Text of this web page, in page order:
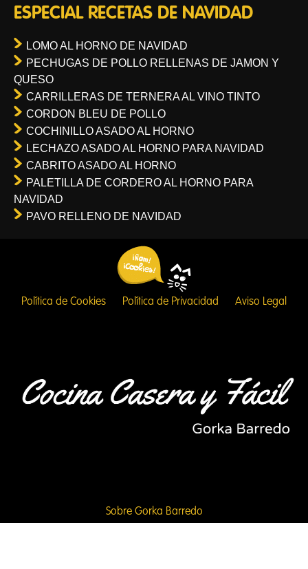
ESPECIAL RECETAS DE NAVIDAD
LOMO AL HORNO DE NAVIDAD
PECHUGAS DE POLLO RELLENAS DE JAMON Y
QUESO
CARRILLERAS DE TERNERA AL VINO TINTO
CORDON BLEU DE POLLO
COCHINILLO ASADO AL HORNO
LECHAZO ASADO AL HORNO PARA NAVIDAD
CABRITO ASADO AL HORNO
PALETILLA DE CORDERO AL HORNO PARA
NAVIDAD
PAVO RELLENO DE NAVIDAD
Política de Cookies Política de Privacidad Aviso Legal
Sobre Gorka Barredo